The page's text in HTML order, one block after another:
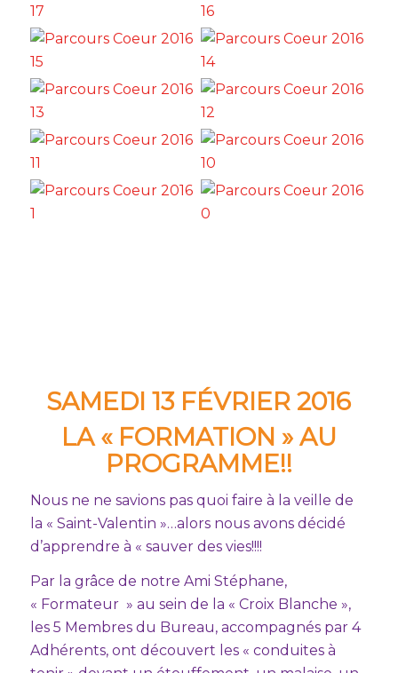
SAMEDI 13 FÉVRIER 2016
LA « FORMATION » AU
PROGRAMME!!
Nous ne ne savions pas quoi faire à la veille de
la « Saint-Valentin »…alors nous avons décidé
d’apprendre à « sauver des vies!!!!
Par la grâce de notre Ami Stéphane,
« Formateur » au sein de la « Croix Blanche »,
les 5 Membres du Bureau, accompagnés par 4
Adhérents, ont découvert les « conduites à